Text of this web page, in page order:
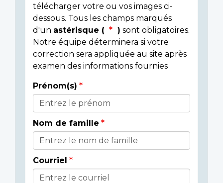
télécharger votre ou vos images ci-
dessous. Tous les champs marqués
d'un astérisque ( ) sont obligatoires.
Notre équipe déterminera si votre
correction sera appliquée au site après
examen des informations fournies
Donor
Details
Prénom(s)
Nom de famille
Courriel